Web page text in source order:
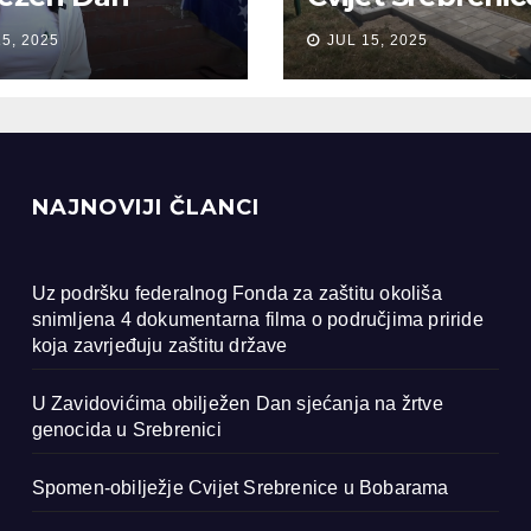
na žrtve
u
2025
Bobarama
JUL 15, 2025
NAJNOVIJI ČLANCI
Uz podršku federalnog Fonda za zaštitu okoliša
snimljena 4 dokumentarna filma o područjima priride
koja zavrjeđuju zaštitu države
U Zavidovićima obilježen Dan sjećanja na žrtve
genocida u Srebrenici
Spomen-obilježje Cvijet Srebrenice u Bobarama